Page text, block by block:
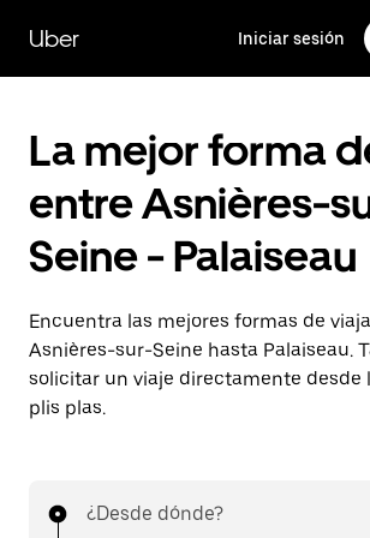
contenido
principal
Uber Iniciar sesión
La mejor forma
entre Asnières-
Seine - Palaiseau
Encuentra las mejores formas de
Asnières-sur-Seine hasta Palaiseau.
solicitar un viaje directamente desde
plis plas.
¿Desde dónde?